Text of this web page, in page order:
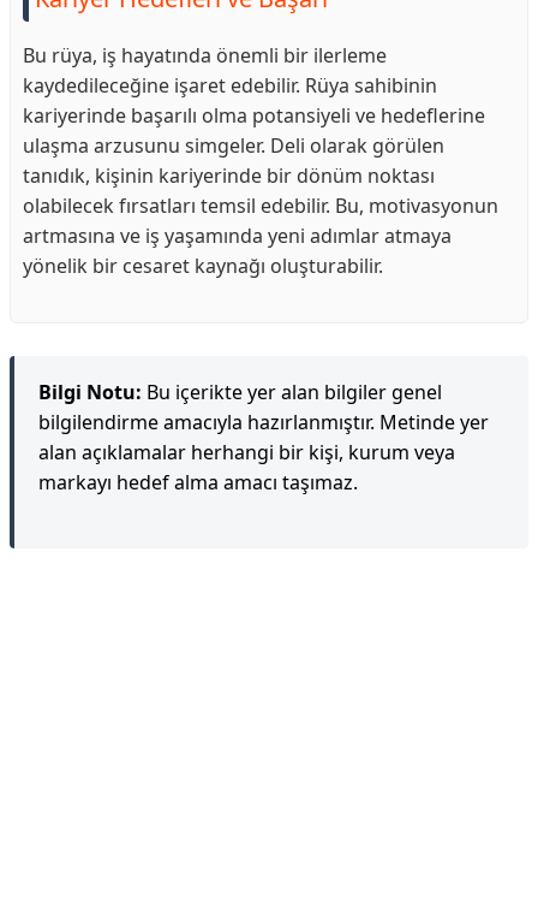
Bu rüya, iş hayatında önemli bir ilerleme
kaydedileceğine işaret edebilir. Rüya sahibinin
kariyerinde başarılı olma potansiyeli ve hedeflerine
ulaşma arzusunu simgeler. Deli olarak görülen
tanıdık, kişinin kariyerinde bir dönüm noktası
olabilecek fırsatları temsil edebilir. Bu, motivasyonun
artmasına ve iş yaşamında yeni adımlar atmaya
yönelik bir cesaret kaynağı oluşturabilir.
Bilgi Notu: Bu içerikte yer alan bilgiler genel
bilgilendirme amacıyla hazırlanmıştır. Metinde yer
alan açıklamalar herhangi bir kişi, kurum veya
markayı hedef alma amacı taşımaz.